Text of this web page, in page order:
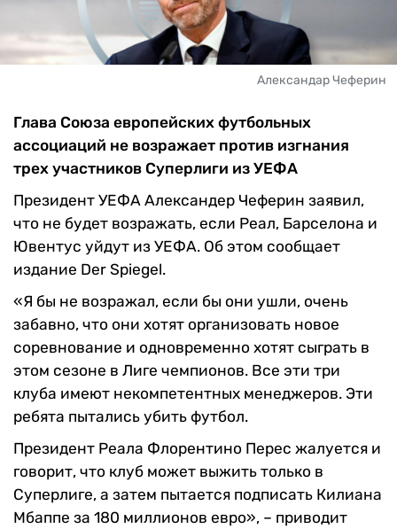
Александар Чеферин
Глава Союза европейских футбольных
ассоциаций не возражает против изгнания
трех участников Суперлиги из УЕФА
Президент УЕФА Александер Чеферин заявил,
что не будет возражать, если Реал, Барселона и
Ювентус уйдут из УЕФА. Об этом сообщает
издание Der Spiegel.
«Я бы не возражал, если бы они ушли, очень
забавно, что они хотят организовать новое
соревнование и одновременно хотят сыграть в
этом сезоне в Лиге чемпионов. Все эти три
клуба имеют некомпетентных менеджеров. Эти
ребята пытались убить футбол.
Президент Реала Флорентино Перес жалуется и
говорит, что клуб может выжить только в
Суперлиге, а затем пытается подписать Килиана
Мбаппе за 180 миллионов евро», – приводит